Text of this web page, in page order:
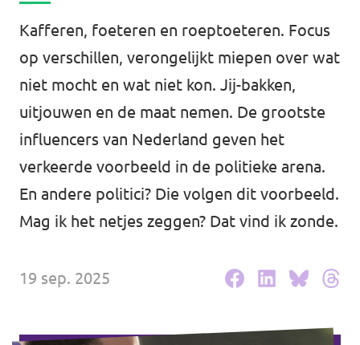
Afdelingen in de provincies
Volt Drenthe
Volt Fryslân
...alle Volt provincies
Nieuws
Agenda
Doneer
Word lid
Word actief
Kafferen, foeteren en roeptoeteren. Focus
op verschillen, verongelijkt miepen over wat
niet mocht en wat niet kon. Jij-bakken,
uitjouwen en de maat nemen. De grootste
influencers van Nederland geven het
verkeerde voorbeeld in de politieke arena.
En andere politici? Die volgen dit voorbeeld.
Mag ik het netjes zeggen? Dat vind ik zonde.
19 sep. 2025